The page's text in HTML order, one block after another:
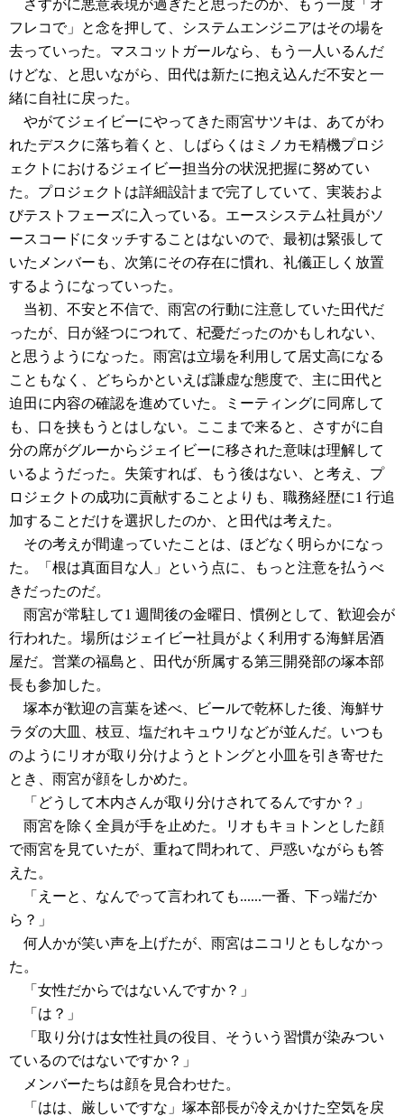
さすがに悪意表現が過ぎたと思ったのか、もう一度「オ
フレコで」と念を押して、システムエンジニアはその場を
去っていった。マスコットガールなら、もう一人いるんだ
けどな、と思いながら、田代は新たに抱え込んだ不安と一
緒に自社に戻った。
やがてジェイビーにやってきた雨宮サツキは、あてがわ
れたデスクに落ち着くと、しばらくはミノカモ精機プロジ
ェクトにおけるジェイビー担当分の状況把握に努めてい
た。プロジェクトは詳細設計まで完了していて、実装およ
びテストフェーズに入っている。エースシステム社員がソ
ースコードにタッチすることはないので、最初は緊張して
いたメンバーも、次第にその存在に慣れ、礼儀正しく放置
するようになっていった。
当初、不安と不信で、雨宮の行動に注意していた田代だ
ったが、日が経つにつれて、杞憂だったのかもしれない、
と思うようになった。雨宮は立場を利用して居丈高になる
こともなく、どちらかといえば謙虚な態度で、主に田代と
迫田に内容の確認を進めていた。ミーティングに同席して
も、口を挟もうとはしない。ここまで来ると、さすがに自
分の席がグルーからジェイビーに移された意味は理解して
いるようだった。失策すれば、もう後はない、と考え、プ
ロジェクトの成功に貢献することよりも、職務経歴に1 行追
加することだけを選択したのか、と田代は考えた。
その考えが間違っていたことは、ほどなく明らかになっ
た。「根は真面目な人」という点に、もっと注意を払うべ
きだったのだ。
雨宮が常駐して1 週間後の金曜日、慣例として、歓迎会が
行われた。場所はジェイビー社員がよく利用する海鮮居酒
屋だ。営業の福島と、田代が所属する第三開発部の塚本部
長も参加した。
塚本が歓迎の言葉を述べ、ビールで乾杯した後、海鮮サ
ラダの大皿、枝豆、塩だれキュウリなどが並んだ。いつも
のようにリオが取り分けようとトングと小皿を引き寄せた
とき、雨宮が顔をしかめた。
「どうして木内さんが取り分けされてるんですか？」
雨宮を除く全員が手を止めた。リオもキョトンとした顔
で雨宮を見ていたが、重ねて問われて、戸惑いながらも答
えた。
「えーと、なんでって言われても......一番、下っ端だか
ら？」
何人かが笑い声を上げたが、雨宮はニコリともしなかっ
た。
「女性だからではないんですか？」
「は？」
「取り分けは女性社員の役目、そういう習慣が染みつい
ているのではないですか？」
メンバーたちは顔を見合わせた。
「はは、厳しいですな」塚本部長が冷えかけた空気を戻